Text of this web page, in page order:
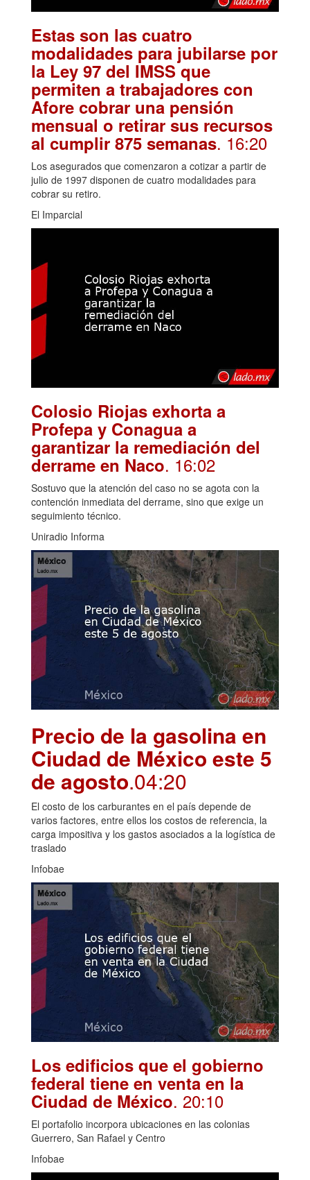
Estas son las cuatro
modalidades para jubilarse por
la Ley 97 del IMSS que
permiten a trabajadores con
Afore cobrar una pensión
mensual o retirar sus recursos
al cumplir 875 semanas. 16:20
Los asegurados que comenzaron a cotizar a partir de
julio de 1997 disponen de cuatro modalidades para
cobrar su retiro.
El Imparcial
Colosio Riojas exhorta a
Profepa y Conagua a
garantizar la remediación del
derrame en Naco. 16:02
Sostuvo que la atención del caso no se agota con la
contención inmediata del derrame, sino que exige un
seguimiento técnico.
Uniradio Informa
Precio de la gasolina en
Ciudad de México este 5
de agosto.04:20
El costo de los carburantes en el país depende de
varios factores, entre ellos los costos de referencia, la
carga impositiva y los gastos asociados a la logística de
traslado
Infobae
Los edificios que el gobierno
federal tiene en venta en la
Ciudad de México. 20:10
El portafolio incorpora ubicaciones en las colonias
Guerrero, San Rafael y Centro
Infobae